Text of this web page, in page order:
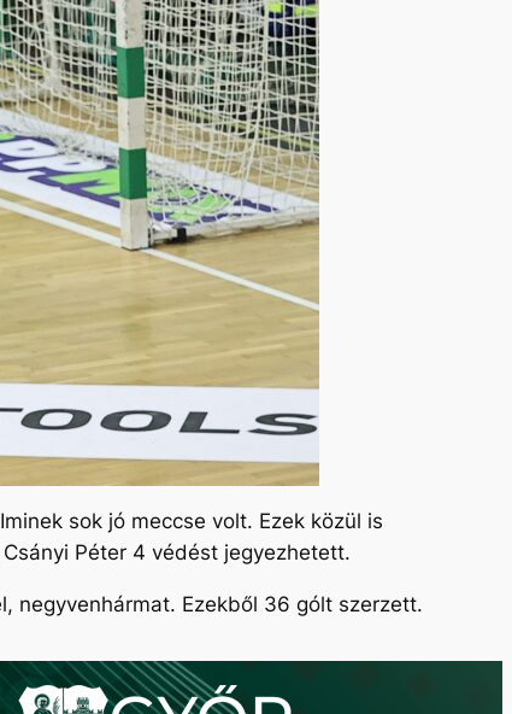
sok jó meccse volt. Ezek közül is
Péter 4 védést jegyezhetett.
negyvenhármat. Ezekből 36 gólt szerzett.